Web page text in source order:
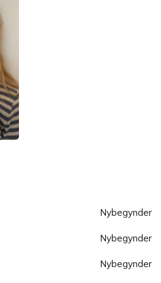
Nybegynder
Nybegynder
Nybegynder